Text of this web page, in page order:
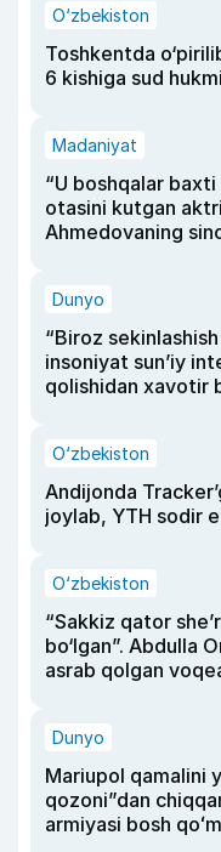
O‘zbekiston
Toshkentda
6 kishiga sud
Madaniyat
“U boshqalar baxti
otasini kutgan
Ahmedovaning
Dunyo
“Biroz
insoniyat sun’iy
qolishidan xavotir
O‘zbekiston
Andijonda
joylab, YTH sodir
O‘zbekiston
“Sakkiz qator
bo‘lgan”. Abdulla
asrab qolgan
Dunyo
Mariupol qamalini
qozoni”dan
armiyasi bosh